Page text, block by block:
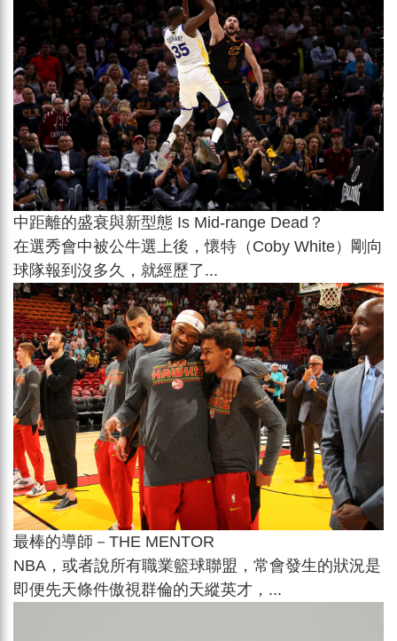
中距離的盛衰與新型態 Is Mid-range Dead？
在選秀會中被公牛選上後，懷特（Coby White）剛向
球隊報到沒多久，就經歷了...
最棒的導師－THE MENTOR
NBA，或者說所有職業籃球聯盟，常會發生的狀況是
即便先天條件傲視群倫的天縱英才，...